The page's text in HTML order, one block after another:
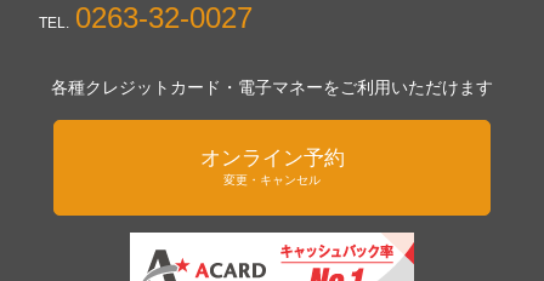
TEL. 0263-32-0027
各種クレジットカード・電子マネーをご利用いただけます
オンライン予約
変更・キャンセル